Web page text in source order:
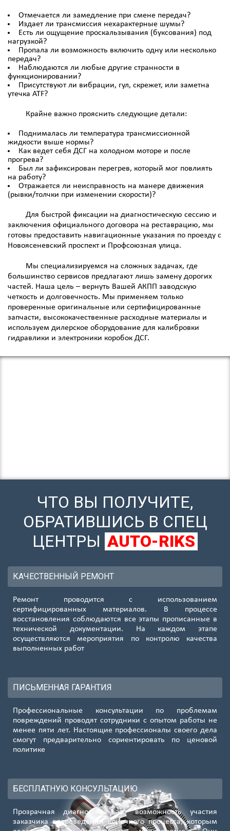
Отмечается ли замедление при смене передач?
Издает ли трансмиссия нехарактерные шумы?
Есть ли ощущение проскальзывания (буксования) под
нагрузкой?
Пропала ли возможность включить одну или несколько
передач?
Наблюдаются ли любые другие странности в
функционировании?
Присутствуют ли вибрации, гул, скрежет, или заметна
утечка ATF?
Крайне важно прояснить следующие детали:
Поднималась ли температура трансмиссионной
жидкости выше нормы?
Как ведет себя ДСГ на холодном моторе и после
прогрева?
Был ли зафиксирован перегрев, который мог повлиять
на работу?
Отражается ли неисправность на манере движения
(рывки/толчки при изменении скорости)?
Для быстрой фиксации на диагностическую сессию и
заключения официального договора на реставрацию, мы
готовы предоставить навигационные указания по проезду с
Новоясеневский проспект и Профсоюзная улица.
Мы специализируемся на сложных задачах, где
большинство сервисов предлагают лишь замену дорогих
частей. Наша цель – вернуть Вашей АКПП заводскую
четкость и долговечность. Мы применяем только
проверенные оригинальные или сертифицированные
запчасти, высококачественные расходные материалы и
используем дилерское оборудование для калибровки
гидравлики и электроники коробок ДСГ.
ЧТО ВЫ ПОЛУЧИТЕ,
ОБРАТИВШИСЬ В СПЕЦ
ЦЕНТРЫ AUTO-RIKS
КАЧЕСТВЕННЫЙ РЕМОНТ
Ремонт проводится с использованием
сертифицированных материалов. В процессе
восстановления соблюдаются все этапы прописанные в
технической документации. На каждом этапе
осуществляются мероприятия по контролю качества
выполненных работ
ПИСЬМЕННАЯ ГАРАНТИЯ
Профессиональные консультации по проблемам
повреждений проводят сотрудники с опытом работы не
менее пяти лет. Настоящие профессионалы своего дела
смогут предварительно сориентировать по ценовой
политике
БЕСПЛАТНУЮ КОНСУЛЬТАЦИЮ
Прозрачная диагностика это возможность участия
заказчика в проведении конечного процесса, которым